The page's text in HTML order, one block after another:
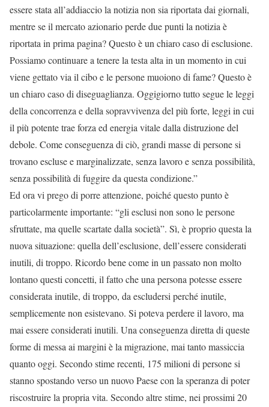
essere stata all’addiaccio la notizia non sia riportata dai giornali,
mentre se il mercato azionario perde due punti la notizia è
riportata in prima pagina? Questo è un chiaro caso di esclusione.
Possiamo continuare a tenere la testa alta in un momento in cui
viene gettato via il cibo e le persone muoiono di fame? Questo è
un chiaro caso di diseguaglianza. Oggigiorno tutto segue le leggi
della concorrenza e della sopravvivenza del più forte, leggi in cui
il più potente trae forza ed energia vitale dalla distruzione del
debole. Come conseguenza di ciò, grandi masse di persone si
trovano escluse e marginalizzate, senza lavoro e senza possibilità,
senza possibilità di fuggire da questa condizione.”
Ed ora vi prego di porre attenzione, poiché questo punto è
particolarmente importante: “gli esclusi non sono le persone
sfruttate, ma quelle scartate dalla società”. Sì, è proprio questa la
nuova situazione: quella dell’esclusione, dell’essere considerati
inutili, di troppo. Ricordo bene come in un passato non molto
lontano questi concetti, il fatto che una persona potesse essere
considerata inutile, di troppo, da escludersi perché inutile,
semplicemente non esistevano. Si poteva perdere il lavoro, ma
mai essere considerati inutili. Una conseguenza diretta di queste
forme di messa ai margini è la migrazione, mai tanto massiccia
quanto oggi. Secondo stime recenti, 175 milioni di persone si
stanno spostando verso un nuovo Paese con la speranza di poter
riscostruire la propria vita. Secondo altre stime, nei prossimi 20